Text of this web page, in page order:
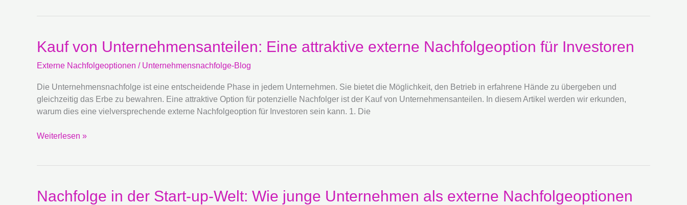
Kauf von Unternehmensanteilen: Eine attraktive externe Nachfolgeoption für Investoren
Externe Nachfolgeoptionen / Unternehmensnachfolge-Blog
Die Unternehmensnachfolge ist eine entscheidende Phase in jedem Unternehmen. Sie bietet die Möglichkeit, den Betrieb in erfahrene Hände zu übergeben und
gleichzeitig das Erbe zu bewahren. Eine attraktive Option für potenzielle Nachfolger ist der Kauf von Unternehmensanteilen. In diesem Artikel werden wir erkunden,
warum dies eine vielversprechende externe Nachfolgeoption für Investoren sein kann. 1. Die
Kauf
von
Unternehmensanteilen:
attraktive
externe
Nachfolgeoption
Investoren
Weiterlesen »
Nachfolge in der Start-up-Welt: Wie junge Unternehmen als externe Nachfolgeoptionen
Nachfolge